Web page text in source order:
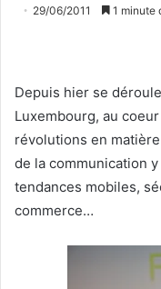
29/06/2011 1 minute
Depuis hier se
Luxembourg, au
révolutions en
de la communication
tendances mobiles,
commerce…